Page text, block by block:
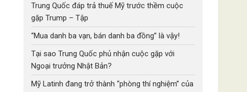
Trung Quốc đáp trả thuế Mỹ trước thềm cuộc
gặp Trump – Tập
“Mua danh ba vạn, bán danh ba đồng” là vậy!
Tại sao Trung Quốc phủ nhận cuộc gặp với
Ngoại trưởng Nhật Bản?
Mỹ Latinh đang trở thành “phòng thí nghiệm” của